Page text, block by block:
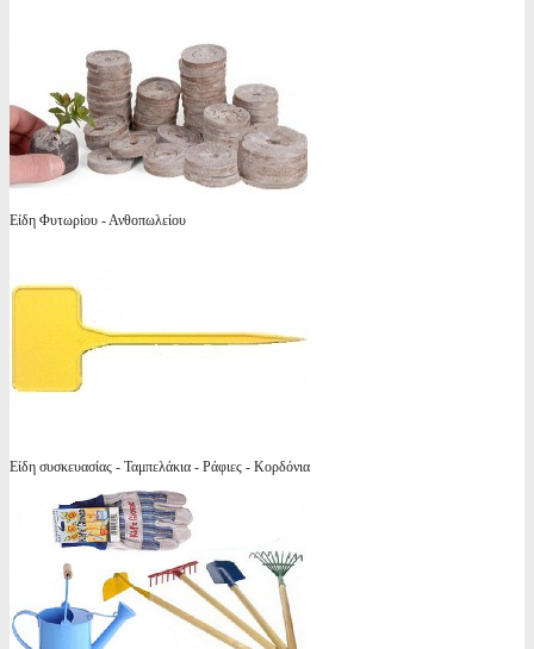
Είδη Φυτωρίου - Ανθοπωλείου
Είδη συσκευασίας - Ταμπελάκια - Ράφιες - Κορδόνια